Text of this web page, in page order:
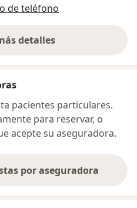
de teléfono
detalles
sobre la dirección
pacientes particulares.
para reservar, o
acepte su aseguradora.
por aseguradora